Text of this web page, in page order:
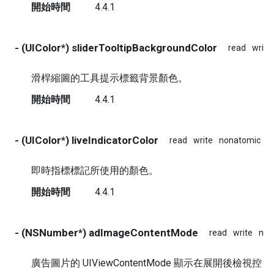
開始時間
4.4.1
- (UIColor*) sliderTooltipBackgroundColor read write
滑桿縮圖的工具提示標籤背景顏色。
開始時間
4.4.1
- (UIColor*) liveIndicatorColor read write nonatomic
即時指標標記所使用的顏色。
開始時間
4.4.1
- (NSNumber*) adImageContentMode read write
廣告圖片的 UIViewContentMode 顯示在展開後檢視控